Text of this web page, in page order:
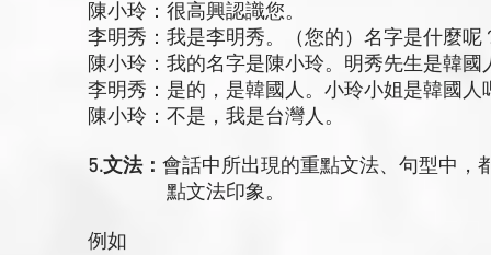
陳小玲：很高興認識您。
李明秀：我是李明秀。（您的）名字是什麼呢
陳小玲：我的名字是陳小玲。明秀先生是韓國
李明秀：是的，是韓國人。小玲小姐是韓國人
陳小玲：不是，我是台灣人。
5.文法： 會話中所出現的重點文法、句型中，
點文法印象。
例如